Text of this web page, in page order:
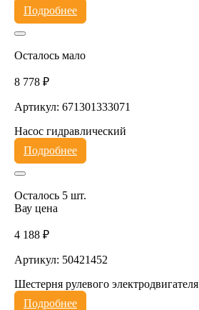
Подробнее
Осталось мало
8 778 ₽
Артикул: 671301333071
Насос гидравлический
Подробнее
Осталось 5 шт.
Вау цена
4 188 ₽
Артикул: 50421452
Шестерня рулевого электродвигателя
Подробнее